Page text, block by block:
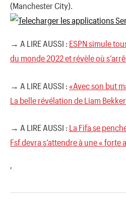
(Manchester City).
→ A LIRE AUSSI : ESPN simule
du monde 2022 et révèle où
→ A LIRE AUSSI : «Avec son but
La belle révélation de Liam
→ A LIRE AUSSI : La Fifa se
Fsf devra s’attendre à une « forte
'